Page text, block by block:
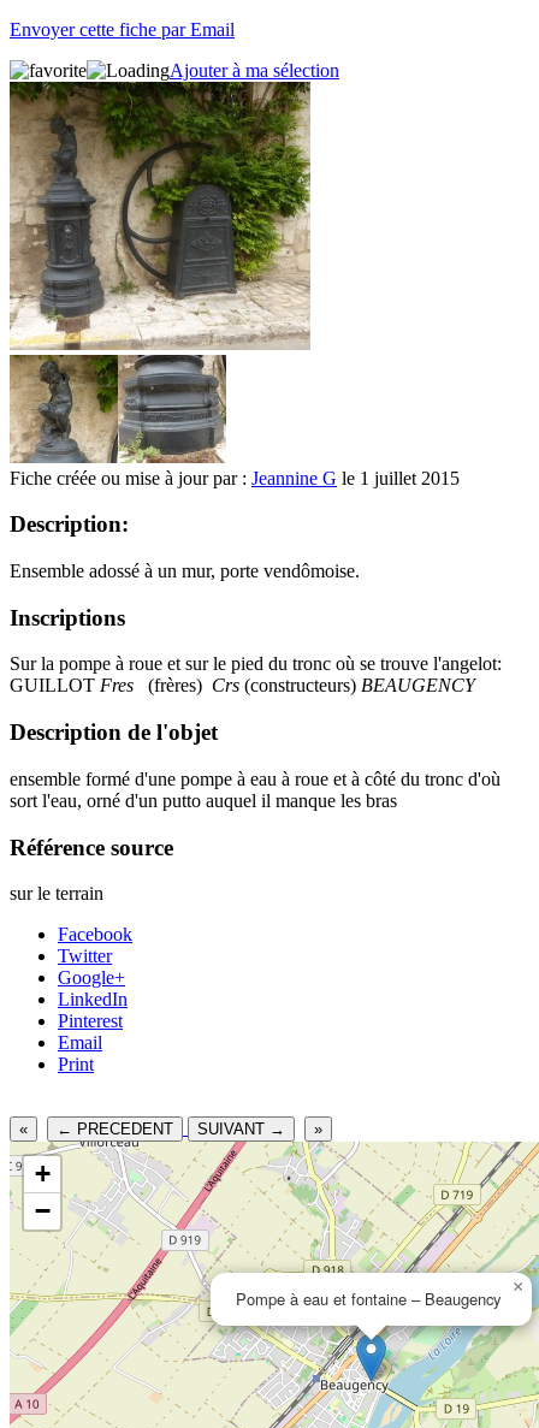
Envoyer cette fiche par Email
Ajouter à ma sélection
Fiche créée ou mise à jour par : Jeannine G le 1 juillet 2015
Description:
Ensemble adossé à un mur, porte vendômoise.
Inscriptions
Sur la pompe à roue et sur le pied du tronc où se trouve l'angelot:
GUILLOT Fres (frères) Crs (constructeurs) BEAUGENCY
Description de l'objet
ensemble formé d'une pompe à eau à roue et à côté du tronc d'où
sort l'eau, orné d'un putto auquel il manque les bras
Référence source
sur le terrain
Facebook
Twitter
Google+
LinkedIn
Pinterest
Email
Print
« ← PRECEDENT SUIVANT → »
Pompe à eau et fontaine – Beaugency
×
+
−